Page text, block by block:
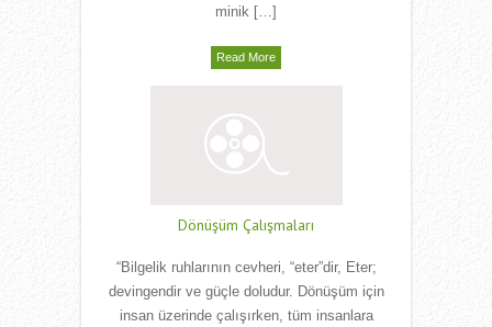
minik […]
Read More
Dönüşüm Çalışmaları
“Bilgelik ruhlarının cevheri, “eter”dir, Eter;
devingendir ve güçle doludur. Dönüşüm için
insan üzerinde çalışırken, tüm insanlara